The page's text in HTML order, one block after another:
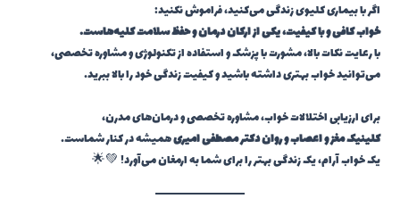
اگر با بیماری کلیوی زندگی می‌کنید، فراموش نکنید:
خواب کافی و با کیفیت، یکی از ارکان درمان و حفظ سلامت کلیه‌هاست.
با رعایت نکات بالا، مشورت با پزشک و استفاده از تکنولوژی و مشاوره تخصصی،
می‌توانید خواب بهتری داشته باشید و کیفیت زندگی خود را بالا ببرید.
برای ارزیابی اختلالات خواب، مشاوره تخصصی و درمان‌های مدرن،
کلینیک مغز و اعصاب و روان دکتر مصطفی امیریهمیشه در کنار شماست.
یک خواب آرام، یک زندگی بهتر را برای شما به ارمغان می‌آورد! 💚🌟